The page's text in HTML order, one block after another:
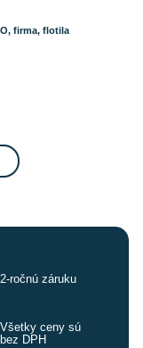
firma, flotila
2-ročnú záruku
Všetky ceny sú
bez DPH